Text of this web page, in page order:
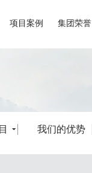
项目案例 集团荣誉
我们的优势